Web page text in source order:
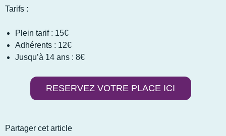
Tarifs :
Plein tarif : 15€
Adhérents : 12€
Jusqu’à 14 ans : 8€
RESERVEZ VOTRE PLACE ICI
Partager cet article